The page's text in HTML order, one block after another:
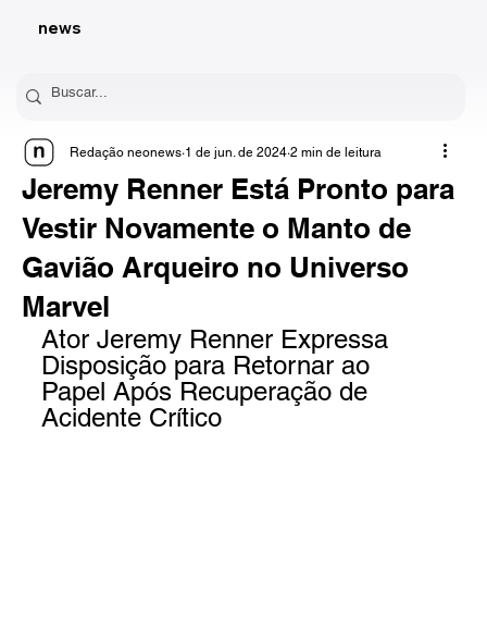
news
Jeremy Renner Está Pronto para
Vestir Novamente o Manto de
Gavião Arqueiro no Universo
Marvel
Redação neonews 1 de jun. de 2024 2 min de leitura
Ator Jeremy Renner Expressa
Disposição para Retornar ao
Papel Após Recuperação de
Acidente Crítico